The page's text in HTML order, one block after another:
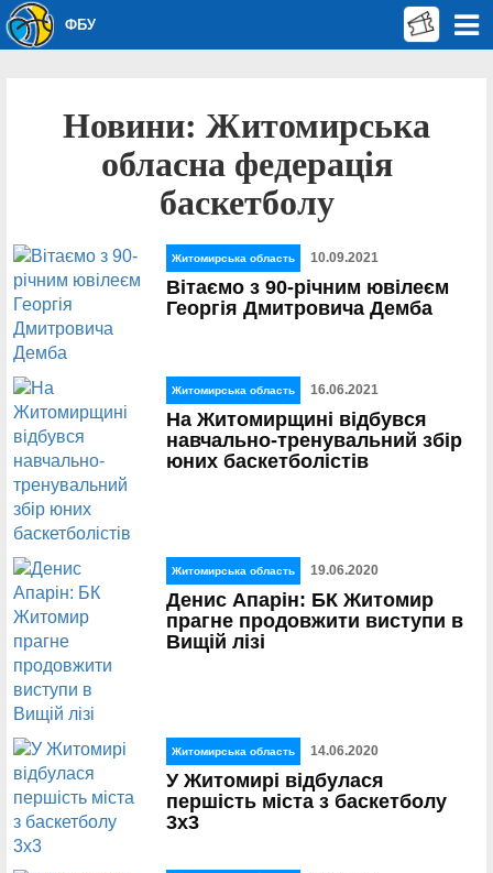
ФБУ
Новини: Житомирська
обласна федерація
баскетболу
Житомирська область 10.09.2021
Вітаємо з 90-річним ювілеєм
Георгія Дмитровича Демба
Житомирська область 16.06.2021
На Житомирщині відбувся
навчально-тренувальний збір
юних баскетболістів
Житомирська область 19.06.2020
Денис Апарін: БК Житомир
прагне продовжити виступи в
Вищій лізі
Житомирська область 14.06.2020
У Житомирі відбулася
першість міста з баскетболу
3х3